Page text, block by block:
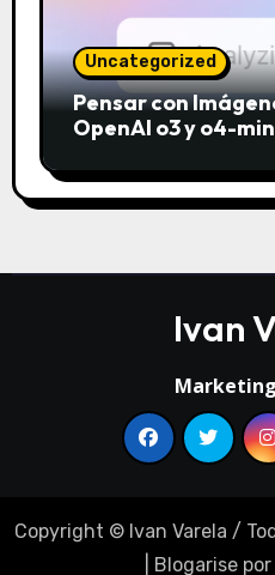
Uncategorized
Pensar con
OpenAI o3 y o4-
Ivan
Copyright © Ivan Varela /
Blogarisepor